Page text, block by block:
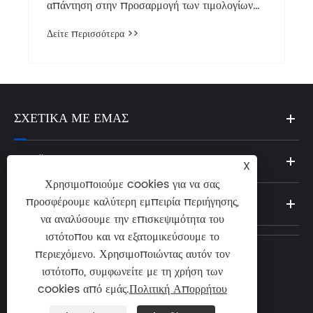
ΣΧΕΤΙΚΆ ΜΕ ΕΜΆΣ
ΠΡΟΪΌΝΤΑ
ΝΈΑ
Τηλ:
400-100-2797
X
Χρησιμοποιούμε cookies για να σας
προσφέρουμε καλύτερη εμπειρία περιήγησης,
να αναλύσουμε την επισκεψιμότητα του
ιστότοπου και να εξατομικεύσουμε το
περιεχόμενο. Χρησιμοποιώντας αυτόν τον
ιστότοπο, συμφωνείτε με τη χρήση των
cookies από εμάς.Πολιτική Απορρήτου